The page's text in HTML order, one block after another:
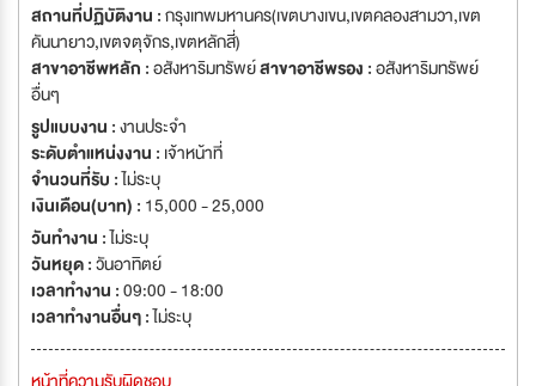
สถานที่ปฏิบัติงาน :กรุงเทพมหานคร(เขตบางเขน,เขตคลองสามวา,เขต
คันนายาว,เขตจตุจักร,เขตหลักสี่)
สาขาอาชีพหลัก :อสังหาริมทรัพย์สาขาอาชีพรอง :อสังหาริมทรัพย์
อื่นๆ
รูปแบบงาน :งานประจำ
ระดับตำแหน่งงาน : เจ้าหน้าที่
จำนวนที่รับ :ไม่ระบุ
เงินเดือน(บาท) : 15,000 - 25,000
วันทำงาน :ไม่ระบุ
วันหยุด :วันอาทิตย์
เวลาทำงาน :09:00 - 18:00
เวลาทำงานอื่นๆ :ไม่ระบุ